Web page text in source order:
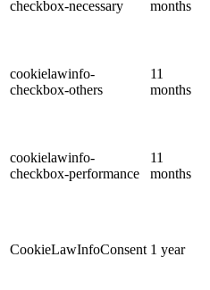
checkbox-necessary months
cookielawinfo-
checkbox-others
11
months
cookielawinfo-
checkbox-performance
11
months
CookieLawInfoConsent 1 year